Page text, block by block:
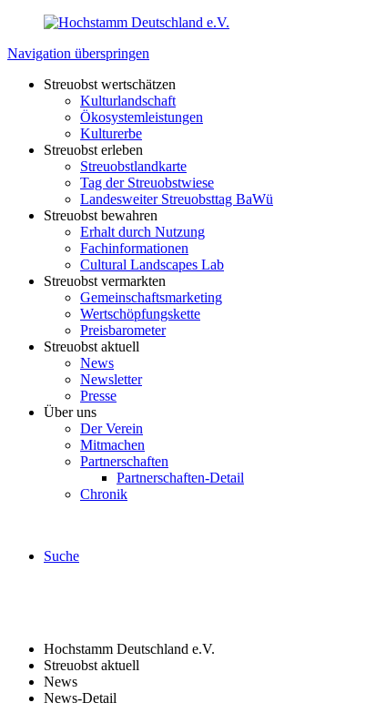
Navigation überspringen
Streuobst wertschätzen
Kulturlandschaft
Ökosystemleistungen
Kulturerbe
Streuobst erleben
Streuobstlandkarte
Tag der Streuobstwiese
Landesweiter Streuobsttag BaWü
Streuobst bewahren
Erhalt durch Nutzung
Fachinformationen
Cultural Landscapes Lab
Streuobst vermarkten
Gemeinschaftsmarketing
Wertschöpfungskette
Preisbarometer
Streuobst aktuell
News
Newsletter
Presse
Über uns
Der Verein
Mitmachen
Partnerschaften
Partnerschaften-Detail
Chronik
Suche
Hochstamm Deutschland e.V.
Streuobst aktuell
News
News-Detail